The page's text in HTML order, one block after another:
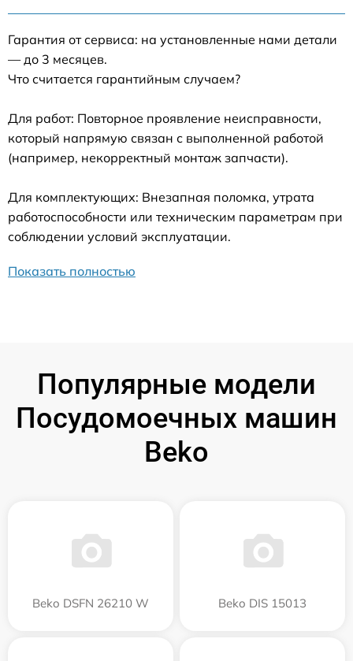
Гарантия от сервиса: на установленные нами детали
— до 3 месяцев.
Что считается гарантийным случаем?
Для работ: Повторное проявление неисправности,
который напрямую связан с выполненной работой
(например, некорректный монтаж запчасти).
Для комплектующих: Внезапная поломка, утрата
работоспособности или техническим параметрам при
соблюдении условий эксплуатации.
Показать полностью
Популярные модели
Посудомоечных машин
Beko
Beko DSFN 26210 W Beko DIS 15013